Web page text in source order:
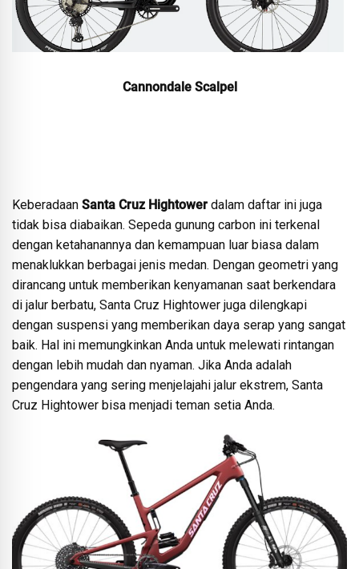
Cannondale Scalpel
Keberadaan Santa Cruz Hightower dalam daftar ini juga
tidak bisa diabaikan. Sepeda gunung carbon ini terkenal
dengan ketahanannya dan kemampuan luar biasa dalam
menaklukkan berbagai jenis medan. Dengan geometri yang
dirancang untuk memberikan kenyamanan saat berkendara
di jalur berbatu, Santa Cruz Hightower juga dilengkapi
dengan suspensi yang memberikan daya serap yang sangat
baik. Hal ini memungkinkan Anda untuk melewati rintangan
dengan lebih mudah dan nyaman. Jika Anda adalah
pengendara yang sering menjelajahi jalur ekstrem, Santa
Cruz Hightower bisa menjadi teman setia Anda.